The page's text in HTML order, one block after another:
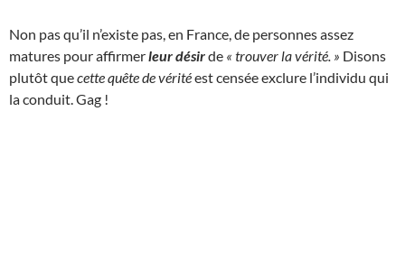
Non pas qu’il n’existe pas, en France, de personnes assez
matures pour affirmerleur désirde « trouver la vérité. » Disons
plutôt quecette quête de véritéest censée exclure l’individu qui
la conduit. Gag !